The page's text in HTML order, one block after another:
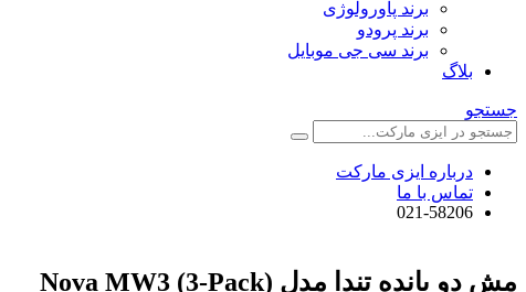
برند پاورولوژی
برند پرودو
برند سی جی موبایل
بلاگ
جستجو
درباره ایزی مارکت
تماس با ما
021-58206
مش دو بانده تندا مدل Nova MW3 (3-Pack)